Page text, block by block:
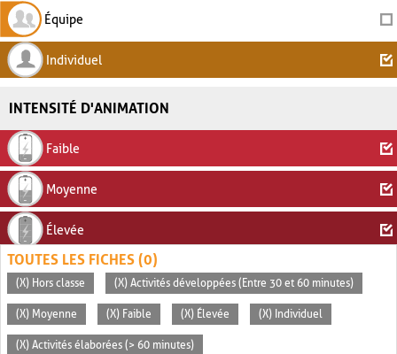
Équipe
Individuel
INTENSITÉ D'ANIMATION
Faible
Moyenne
Élevée
TOUTES LES FICHES (0)
(X) Hors classe (X) Activités développées (Entre 30 et 60 minutes)
(X) Moyenne (X) Faible (X) Élevée (X) Individuel
(X) Activités élaborées (> 60 minutes)